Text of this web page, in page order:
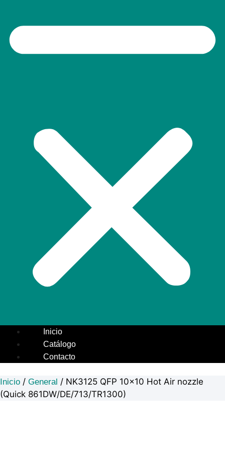
Inicio
Catálogo
Contacto
Inicio / General / NK3125 QFP 10×10 Hot Air nozzle
(Quick 861DW/DE/713/TR1300)